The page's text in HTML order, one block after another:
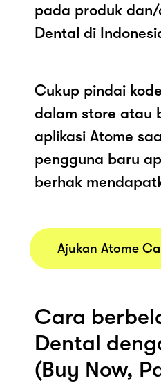
pada produk
Dental di
Cukup pindai
dalam store atau
aplikasi Atome
pengguna baru
berhak
Ajukan Atome
Cara
Dental
(Buy Now,